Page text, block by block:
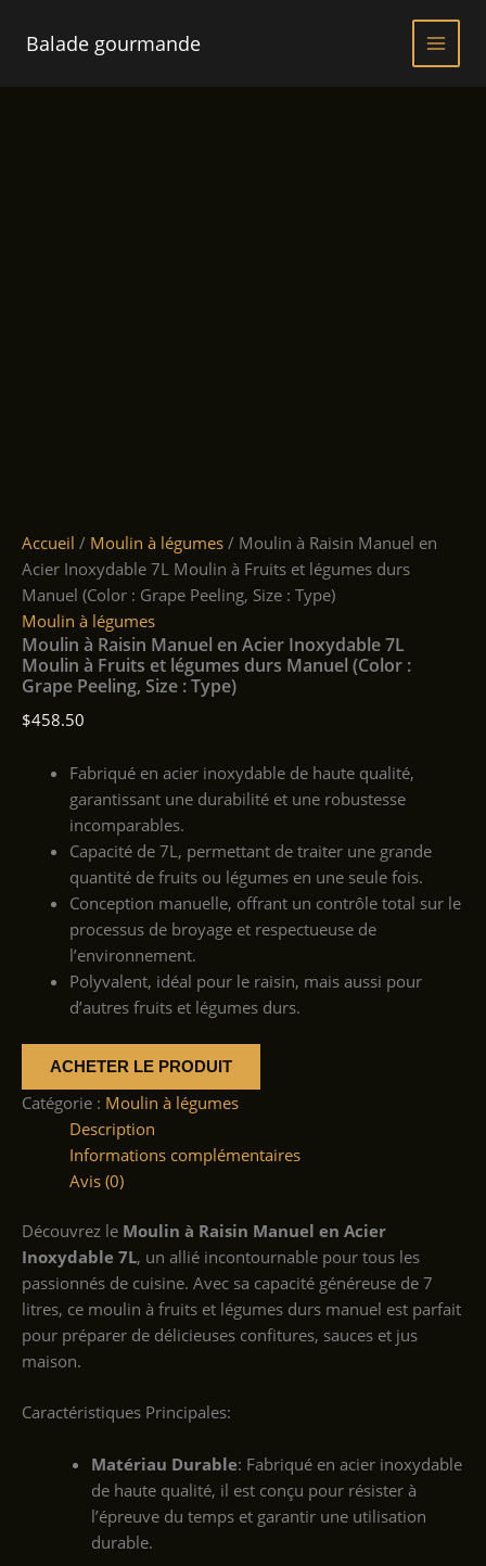
Balade gourmande
Accueil / Moulin à légumes / Moulin à Raisin Manuel en
Acier Inoxydable 7L Moulin à Fruits et légumes durs
Manuel (Color : Grape Peeling, Size : Type)
Moulin à légumes
Moulin à Raisin Manuel en Acier Inoxydable 7L
Moulin à Fruits et légumes durs Manuel (Color :
Grape Peeling, Size : Type)
$458.50
Fabriqué en acier inoxydable de haute qualité,
garantissant une durabilité et une robustesse
incomparables.
Capacité de 7L, permettant de traiter une grande
quantité de fruits ou légumes en une seule fois.
Conception manuelle, offrant un contrôle total sur le
processus de broyage et respectueuse de
l’environnement.
Polyvalent, idéal pour le raisin, mais aussi pour
d’autres fruits et légumes durs.
ACHETER LE PRODUIT
Catégorie : Moulin à légumes
Description
Informations complémentaires
Avis (0)
Découvrez le Moulin à Raisin Manuel en Acier
Inoxydable 7L, un allié incontournable pour tous les
passionnés de cuisine. Avec sa capacité généreuse de 7
litres, ce moulin à fruits et légumes durs manuel est parfait
pour préparer de délicieuses confitures, sauces et jus
maison.
Caractéristiques Principales:
Matériau Durable: Fabriqué en acier inoxydable
de haute qualité, il est conçu pour résister à
l’épreuve du temps et garantir une utilisation
durable.